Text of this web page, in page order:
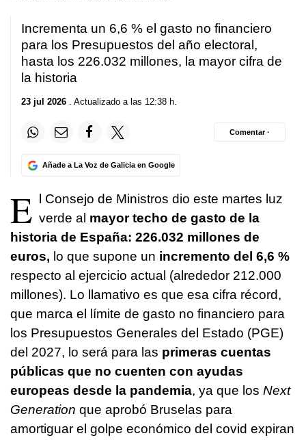
Incrementa un 6,6 % el gasto no financiero
para los Presupuestos del año electoral,
hasta los 226.032 millones, la mayor cifra de
la historia
23 jul 2026 . Actualizado a las 12:38 h.
Añade a La Voz de Galicia en Google
Comentar ·
E
l Consejo de Ministros dio este martes luz
verde al mayor techo de gasto de la
historia de España: 226.032 millones de
euros, lo que supone un incremento del 6,6 %
respecto al ejercicio actual (alrededor 212.000
millones). Lo llamativo es que esa cifra récord,
que marca el límite de gasto no financiero para
los Presupuestos Generales del Estado (PGE)
del 2027, lo será para las primeras cuentas
públicas que no cuenten con ayudas
europeas desde la pandemia, ya que los Next
Generation que aprobó Bruselas para
amortiguar el golpe económico del covid expiran